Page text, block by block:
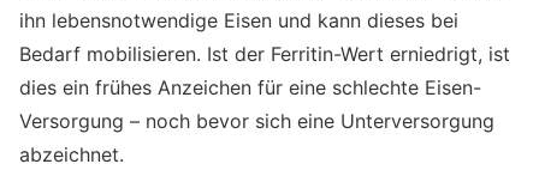
ihn lebensnotwendige Eisen und kann dieses bei
Bedarf mobilisieren. Ist der Ferritin-Wert erniedrigt, ist
dies ein frühes Anzeichen für eine schlechte Eisen-
Versorgung – noch bevor sich eine Unterversorgung
abzeichnet.